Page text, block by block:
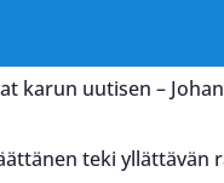
karun uutisen –
teki yllättävän